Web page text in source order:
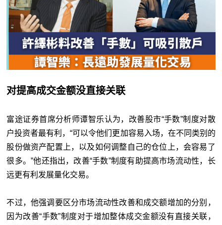
对提高成交金额没直接关联
富途证券首席分析师谭智乐认为，改善股市“手数”制度对散
户投资者最有利，“可以令他们更加容易入场，在不同类别的
股份做资产配置上，以及如何调整自己的仓位上，会容易了
很多。”他还指出，改善“手数”制度有助提高市场流动性，长
远更有利发展量化交易。
不过，他强调要区分市场流动性改善和成交额增加的分别，
因为改善“手数”制度对于增加整体成交金额没有直接关联，